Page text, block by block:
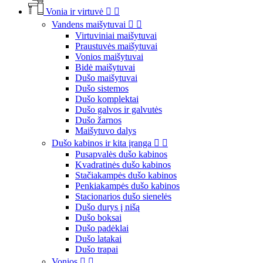
Vonia ir virtuvė  
Vandens maišytuvai  
Virtuviniai maišytuvai
Praustuvės maišytuvai
Vonios maišytuvai
Bidė maišytuvai
Dušo maišytuvai
Dušo sistemos
Dušo komplektai
Dušo galvos ir galvutės
Dušo žarnos
Maišytuvo dalys
Dušo kabinos ir kita įranga  
Pusapvalės dušo kabinos
Kvadratinės dušo kabinos
Stačiakampės dušo kabinos
Penkiakampės dušo kabinos
Stacionarios dušo sienelės
Dušo durys į nišą
Dušo boksai
Dušo padėklai
Dušo latakai
Dušo trapai